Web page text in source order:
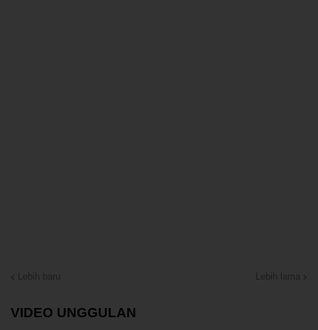
VIDEO UNGGULAN